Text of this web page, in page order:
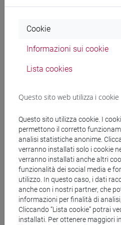
Attività didattica nei corsi di
principi contabili e della
Coordinatrice del progetto
Progetti di ricerca e
Osservatorio CSRD,
Management, dal 2024.
Progetto PRIN 2022 “Fostering
How Non-Financial Disclosure
Assessment May Drive ESG
Cookie
Informazioni sui cookie
Lista cookies
Questo sito web utilizza i cookie
Questo sito utilizza cookie. I
permettono il corretto
analisi statistiche anonime.
verranno installati solo i cookie
verranno installati anche altri
funzionalità dei social media e
utilizzo. In questo caso, i dati
anche con i nostri partner, che
informazioni per finalità di
Cliccando “Lista cookie” potrai
installati. Per ottenere maggiori